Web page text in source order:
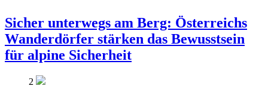
Sicher unterwegs am Berg: Österreichs
Wanderdörfer stärken das Bewusstsein
für alpine Sicherheit
2